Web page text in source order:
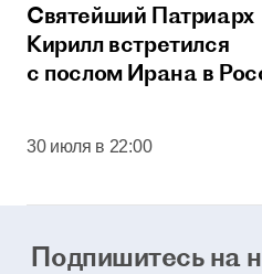
Святейший Патриарх
Кирилл встретился
с послом Ирана в
30 июля в 22:00
Подпишитесь на